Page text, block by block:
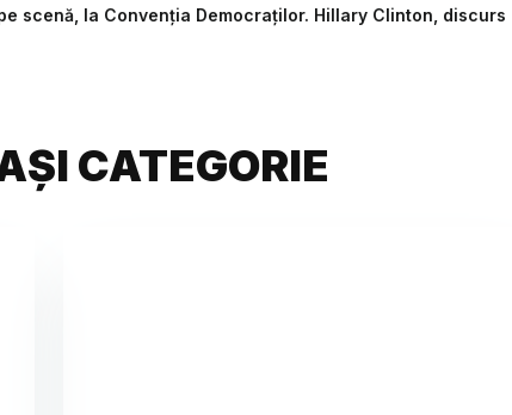
scenă, la Convenția Democraților. Hillary Clinton, discurs
CATEGORIE